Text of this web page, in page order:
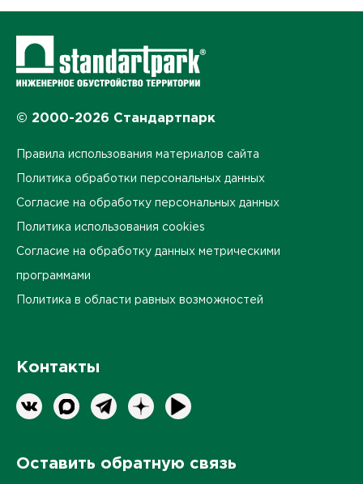
© 2000-2026 Стандартпарк
Правила использования материалов сайта
Политика обработки персональных данных
Согласие на обработку персональных данных
Политика использования cookies
Согласие на обработку данных метрическими
программами
Политика в области равных возможностей
Контакты
Оставить обратную связь